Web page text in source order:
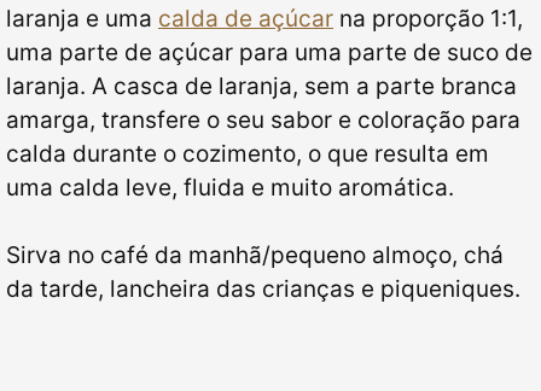
laranja e uma calda de açúcar na proporção 1:1,
uma parte de açúcar para uma parte de suco de
laranja. A casca de laranja, sem a parte branca
amarga, transfere o seu sabor e coloração para
calda durante o cozimento, o que resulta em
uma calda leve, fluida e muito aromática.
Sirva no café da manhã/pequeno almoço, chá
da tarde, lancheira das crianças e piqueniques.